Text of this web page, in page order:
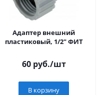
Адаптер внешний
пластиковый, 1/2" ФИТ
60руб./шт
В корзину